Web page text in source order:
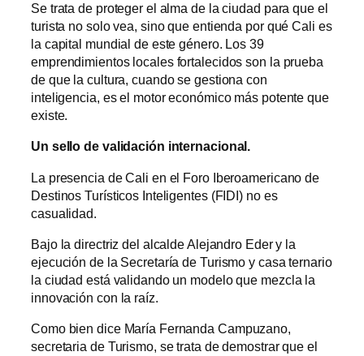
Se trata de proteger el alma de la ciudad para que el
turista no solo vea, sino que entienda por qué Cali es
la capital mundial de este género. Los 39
emprendimientos locales fortalecidos son la prueba
de que la cultura, cuando se gestiona con
inteligencia, es el motor económico más potente que
existe.
Un sello de validación internacional.
La presencia de Cali en el Foro Iberoamericano de
Destinos Turísticos Inteligentes (FIDI) no es
casualidad.
Bajo la directriz del alcalde Alejandro Eder y la
ejecución de la Secretaría de Turismo y casa ternario
la ciudad está validando un modelo que mezcla la
innovación con la raíz.
Como bien dice María Fernanda Campuzano,
secretaria de Turismo, se trata de demostrar que el